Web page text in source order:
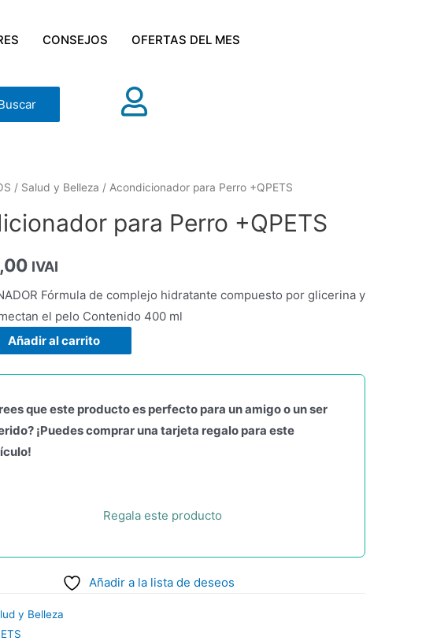
CONSEJOS OFERTAS DEL MES
/ Salud y Belleza / Acondicionador para Perro +QPETS
para Perro +QPETS
IVAI
Fórmula de complejo hidratante compuesto por glicerina y
el pelo Contenido 400 ml
Añadir al carrito
que este producto es perfecto para un amigo o un ser
¡Puedes comprar una tarjeta regalo para este
Regala este producto
Añadir a la lista de deseos
y Belleza